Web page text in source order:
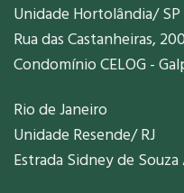
Unidade Hortolândia/ SP
Rua das Castanheiras,
Condomínio CELOG -
Rio de Janeiro
Unidade Resende/ RJ
Estrada Sidney de Souza